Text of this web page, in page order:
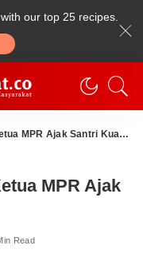
our top 25 recipes.
Ajak Santri Kuatkan 4 Pilar
MPR Ajak
Read